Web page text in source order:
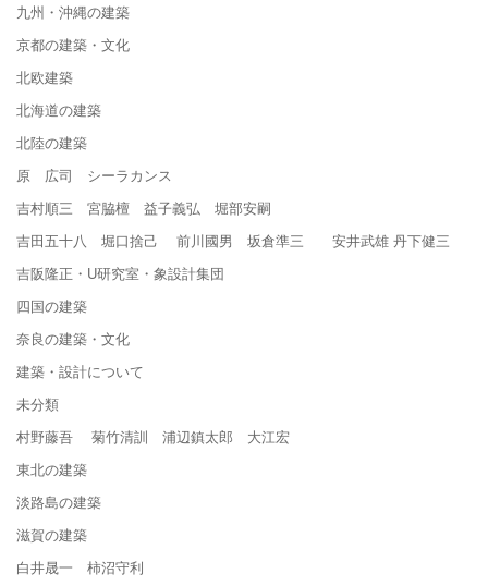
九州・沖縄の建築
京都の建築・文化
北欧建築
北海道の建築
北陸の建築
原 広司 シーラカンス
吉村順三 宮脇檀 益子義弘 堀部安嗣
吉田五十八 堀口捨己 前川國男 坂倉準三 安井武雄 丹下健三
吉阪隆正・U研究室・象設計集団
四国の建築
奈良の建築・文化
建築・設計について
未分類
村野藤吾 菊竹清訓 浦辺鎮太郎 大江宏
東北の建築
淡路島の建築
滋賀の建築
白井晟一 柿沼守利